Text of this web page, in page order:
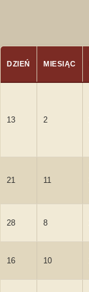
DZIEŃ MIESIĄC
13 2
21 11
28 8
16 10